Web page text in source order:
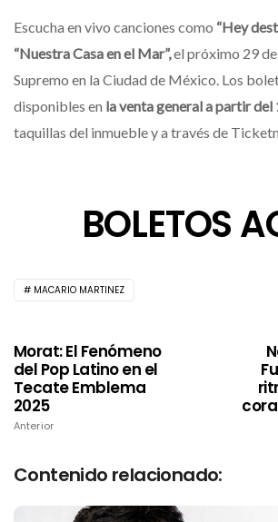
Escucha en vivo canciones como “Hey
“Nuestra Casa en el Mar”,el próximo 29
Supremo en la Ciudad de México. Los
disponibles en la venta general a partir del
taquillas del inmueble y a través de
BOLETOS
MACARIO MARTINEZ
Morat: El Fenómeno
del Pop Latino en el
Tecate Emblema
2025
Anterior
Contenido relacionado: